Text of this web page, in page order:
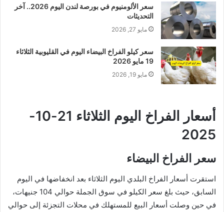
سعر الألومنيوم في بورصة لندن اليوم 2026.. آخر
التحديثات
مايو 27, 2026
سعر كيلو الفراخ البيضاء اليوم في القليوبية الثلاثاء
19 مايو 2026
مايو 19, 2026
أسعار الفراخ اليوم الثلاثاء 21-10-
2025
سعر الفراخ البيضاء
استقرت أسعار الفراخ البلدي اليوم الثلاثاء بعد انخفاضها في اليوم
السابق، حيث بلغ سعر الكيلو في سوق الجملة حوالي 104 جنيهات،
في حين وصلت أسعار البيع للمستهلك في محلات التجزئة إلى حوالي